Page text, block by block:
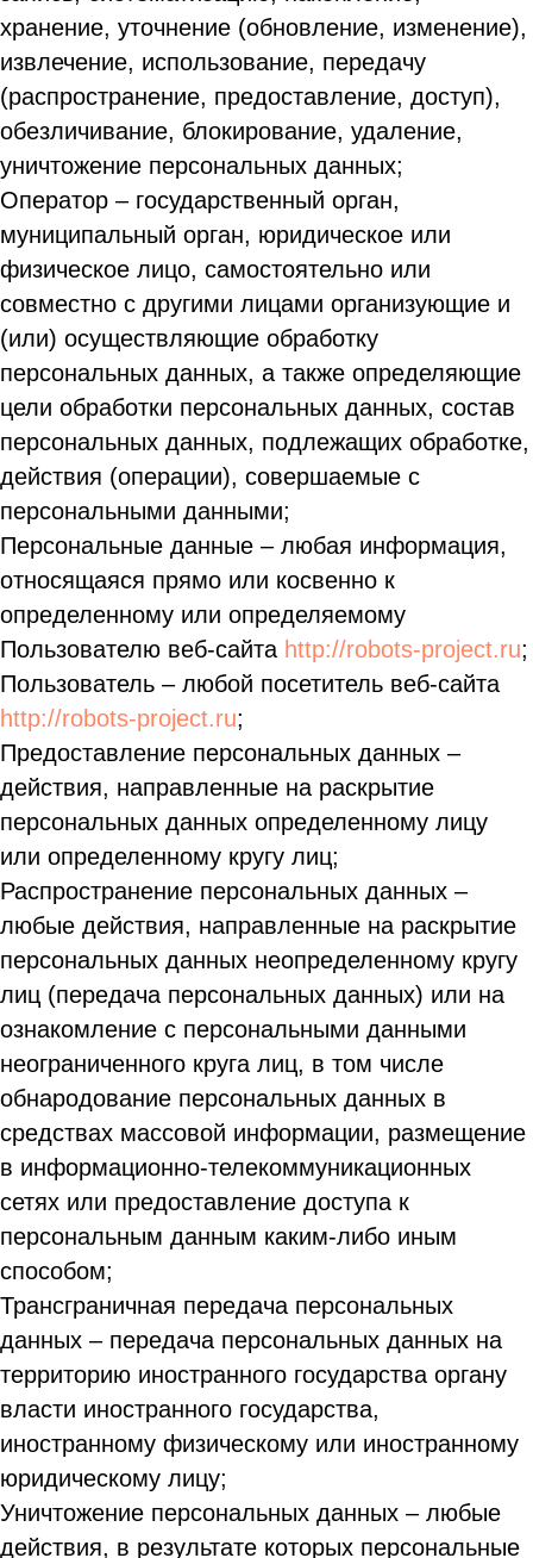
хранение, уточнение (обновление, изменение),
извлечение, использование, передачу
(распространение, предоставление, доступ),
обезличивание, блокирование, удаление,
уничтожение персональных данных;
Оператор – государственный орган,
муниципальный орган, юридическое или
физическое лицо, самостоятельно или
совместно с другими лицами организующие и
(или) осуществляющие обработку
персональных данных, а также определяющие
цели обработки персональных данных, состав
персональных данных, подлежащих обработке,
действия (операции), совершаемые с
персональными данными;
Персональные данные – любая информация,
относящаяся прямо или косвенно к
определенному или определяемому
Пользователю веб-сайта http://robots-project.ru;
Пользователь – любой посетитель веб-сайта
http://robots-project.ru;
Предоставление персональных данных –
действия, направленные на раскрытие
персональных данных определенному лицу
или определенному кругу лиц;
Распространение персональных данных –
любые действия, направленные на раскрытие
персональных данных неопределенному кругу
лиц (передача персональных данных) или на
ознакомление с персональными данными
неограниченного круга лиц, в том числе
обнародование персональных данных в
средствах массовой информации, размещение
в информационно-телекоммуникационных
сетях или предоставление доступа к
персональным данным каким-либо иным
способом;
Трансграничная передача персональных
данных – передача персональных данных на
территорию иностранного государства органу
власти иностранного государства,
иностранному физическому или иностранному
юридическому лицу;
Уничтожение персональных данных – любые
действия, в результате которых персональные